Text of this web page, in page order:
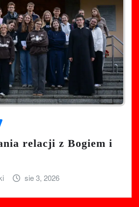
relacji z Bogiem i
sie 3, 2026